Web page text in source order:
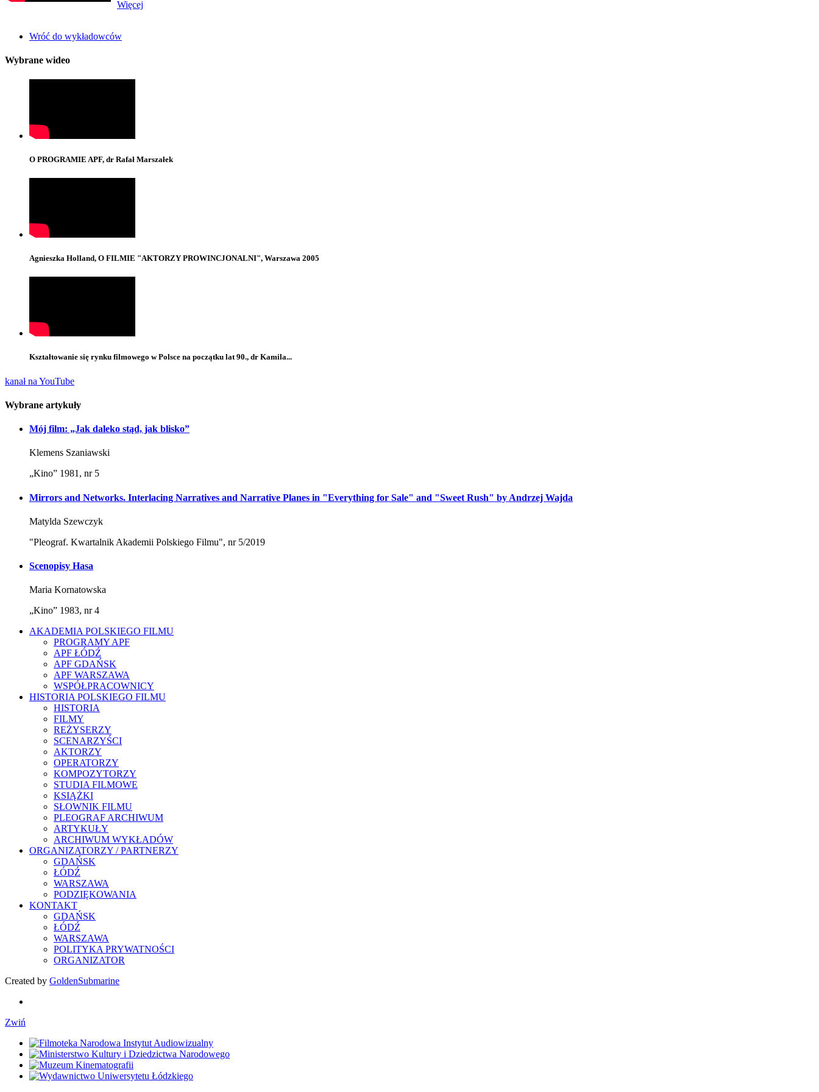
Więcej
Wróć do wykładowców
Wybrane wideo
O PROGRAMIE APF, dr Rafał Marszałek
Agnieszka Holland, O FILMIE "AKTORZY PROWINCJONALNI", Warszawa 2005
Kształtowanie się rynku filmowego w Polsce na początku lat 90., dr Kamila...
kanał na YouTube
Wybrane artykuły
Mój film: „Jak daleko stąd, jak blisko”
Klemens Szaniawski
„Kino” 1981, nr 5
Mirrors and Networks. Interlacing Narratives and Narrative Planes in "Everything for Sale" and "Sweet Rush" by Andrzej Wajda
Matylda Szewczyk
"Pleograf. Kwartalnik Akademii Polskiego Filmu", nr 5/2019
Scenopisy Hasa
Maria Kornatowska
„Kino” 1983, nr 4
AKADEMIA POLSKIEGO FILMU
PROGRAMY APF
APF ŁÓDŹ
APF GDAŃSK
APF WARSZAWA
WSPÓŁPRACOWNICY
HISTORIA POLSKIEGO FILMU
HISTORIA
FILMY
REŻYSERZY
SCENARZYŚCI
AKTORZY
OPERATORZY
KOMPOZYTORZY
STUDIA FILMOWE
KSIĄŻKI
SŁOWNIK FILMU
PLEOGRAF ARCHIWUM
ARTYKUŁY
ARCHIWUM WYKŁADÓW
ORGANIZATORZY / PARTNERZY
GDAŃSK
ŁÓDŹ
WARSZAWA
PODZIĘKOWANIA
KONTAKT
GDAŃSK
ŁÓDŹ
WARSZAWA
POLITYKA PRYWATNOŚCI
ORGANIZATOR
Created by GoldenSubmarine
Zwiń